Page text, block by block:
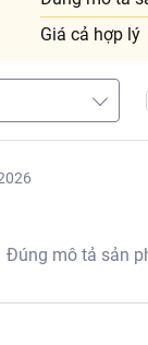
Giá cả hợp lý
Đúng mô tả sản